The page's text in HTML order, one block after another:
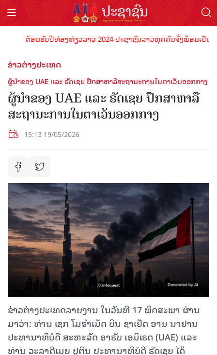
ຕ້ອນຮັບປີທ່ອງທ່ຽວລາວ 2024 ປະຊາຊົນລາວທຸກຄົນຈົ່ງພ້ອມເປັນເ
ຂ່າວຕ່າງປະເທດ
ຜູ້ນຳຂອງ UAE ແລະ ຣັດເຊຍ ປຶກສາຫາລືສະຖານະການໃນຕາເວັນອອກກາງ
ຜູ້ນຳຂອງ UAE ແລະ ຣັດເຊຍ ປຶກສາຫາລື
ສະຖານະການໃນຕາເວັນອອກກາງ
15:13 19/05/2026
ຂ່າວຕ່າງປະເທດລາຍງານ ໃນວັນທີ 17 ພຶດສະພາ ຜ່ານ
ມາວ່າ: ທ່ານ ເຊກ ໂມຮຳເມັດ ບິນ ຊາເຢັດ ອານ ນາຢານ
ປະທານາທິບໍດີ ສະຫະລັດ ອາຣັບ ເອມິເຣດ (UAE) ແລະ
ທ່ານ ວະລາດີເມຍ ປູຕິນ ປະທານາທິບໍດີ ຣັດເຊຍ ໄດ້